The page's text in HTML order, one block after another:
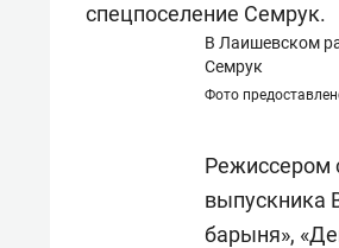
В Лаишевском
Семрук
Фото
Режиссером
выпускника
барыня»,